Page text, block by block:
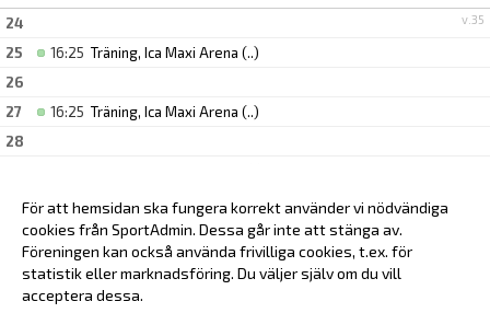
v.35
24
25
16:25 Träning, Ica Maxi Arena (..)
26
27
16:25 Träning, Ica Maxi Arena (..)
28
30För att hemsidan ska fungera korrekt använder vi nödvändiga
cookies från SportAdmin. Dessa går inte att stänga av.
Föreningen kan också använda frivilliga cookies, t.ex. för
statistik eller marknadsföring. Du väljer själv om du vill
acceptera dessa.